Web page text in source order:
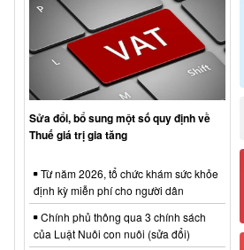
Sửa đổi, bổ sung một số quy định về
Thuế giá trị gia tăng
Từ năm 2026, tổ chức khám sức khỏe
định kỳ miễn phí cho người dân
Chính phủ thông qua 3 chính sách
của Luật Nuôi con nuôi (sửa đổi)